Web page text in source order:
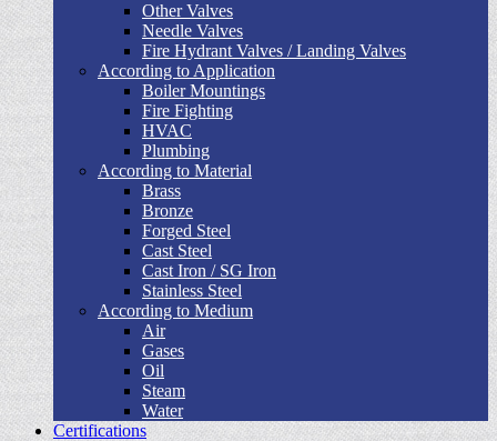
Other Valves
Needle Valves
Fire Hydrant Valves / Landing Valves
According to Application
Boiler Mountings
Fire Fighting
HVAC
Plumbing
According to Material
Brass
Bronze
Forged Steel
Cast Steel
Cast Iron / SG Iron
Stainless Steel
According to Medium
Air
Gases
Oil
Steam
Water
Certifications